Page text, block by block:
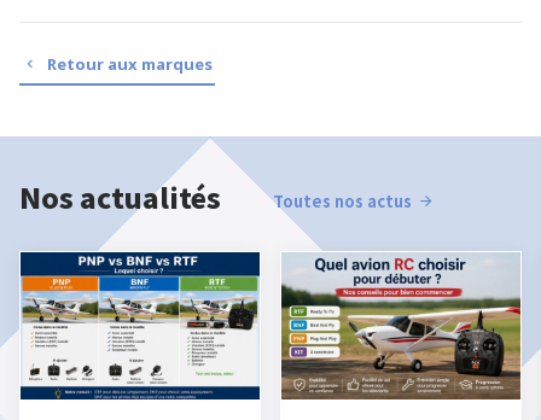
Retour aux marques
Nos actualités Toutes nos actus